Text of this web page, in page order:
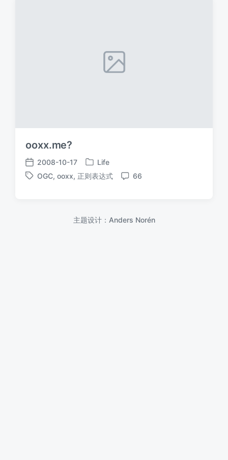
ooxx.me?
发
布
2008-10-17
发
布
Life
标
OGC, ooxx, 正则表达式
评
66
主题设计： Anders Norén